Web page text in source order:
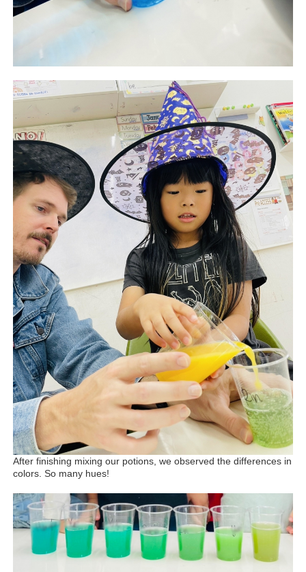
After finishing mixing our potions, we observed the differences in
colors. So many hues!